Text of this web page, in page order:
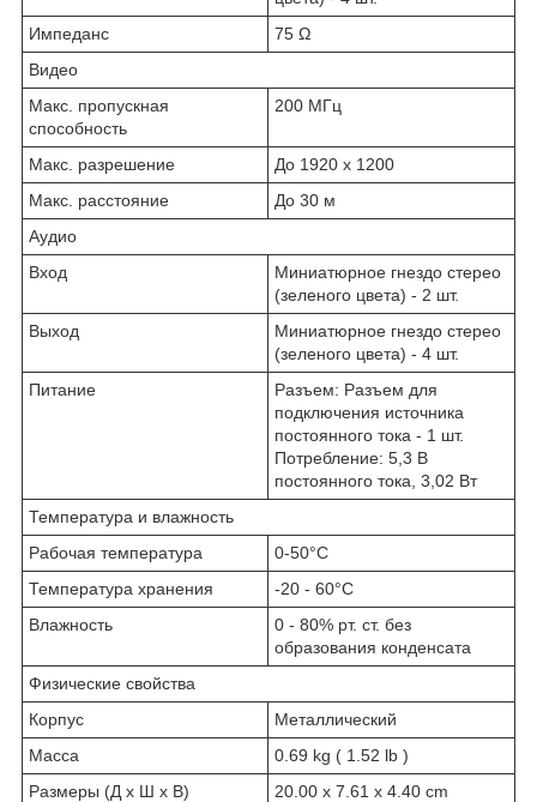
Импеданс
75 Ω
Видео
Макс. пропускная
способность
200 MГц
Макс. разрешение
До 1920 x 1200
Макс. расстояние
До 30 м
Аудио
Вход
Миниатюрное гнездо стерео
(зеленого цвета) - 2 шт.
Выход
Миниатюрное гнездо стерео
(зеленого цвета) - 4 шт.
Питание
Разъем: Разъем для
подключения источника
постоянного тока - 1 шт.
Потребление: 5,3 В
постоянного тока, 3,02 Вт
Температура и влажность
Рабочая температура
0-50°C
Температура хранения
-20 - 60°C
Влажность
0 - 80% рт. ст. без
образования конденсата
Физические свойства
Корпус
Металлический
Масса
0.69 kg ( 1.52 lb )
Размеры (Д х Ш х В)
20.00 x 7.61 x 4.40 cm